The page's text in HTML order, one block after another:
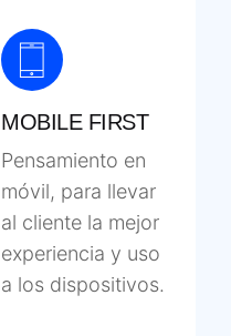
MOBILE FIRST
Pensamiento en
móvil, para llevar
al cliente la mejor
experiencia y uso
a los dispositivos.